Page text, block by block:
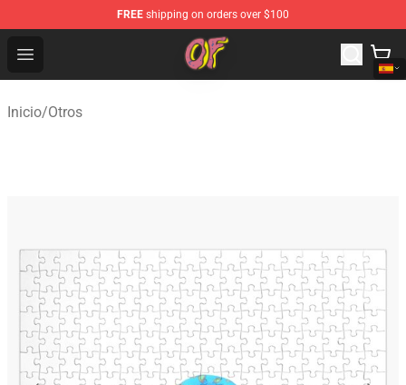
FREE shipping on orders over $100
Open menu
Odd Future Shop - Official Odd Future Merchandise Store
Inicio/Otros